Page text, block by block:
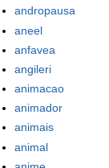
andropausa
aneel
anfavea
angileri
animacao
animador
animais
animal